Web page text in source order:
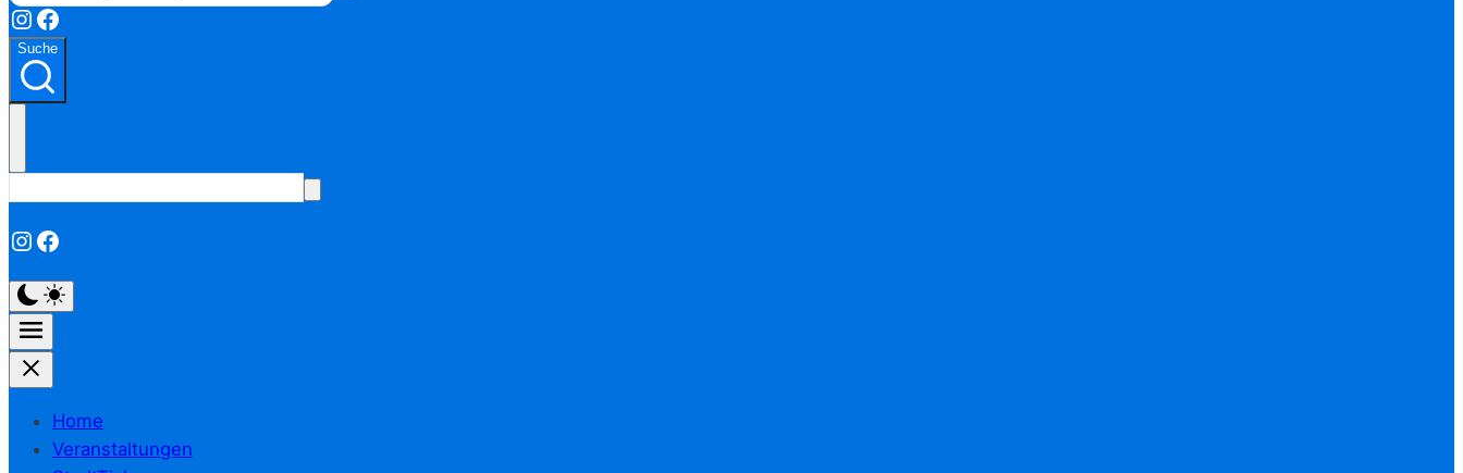
Instagram
Facebook
Suche
Instagram
Facebook
Home
Veranstaltungen